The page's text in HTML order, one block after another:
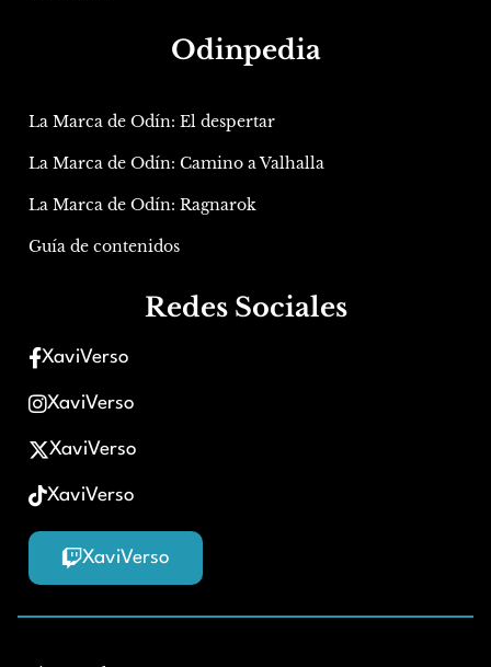
Odinpedia
La Marca de Odín: El despertar
La Marca de Odín: Camino a Valhalla
La Marca de Odín: Ragnarok
Guía de contenidos
Redes Sociales
XaviVerso
XaviVerso
XaviVerso
XaviVerso
XaviVerso